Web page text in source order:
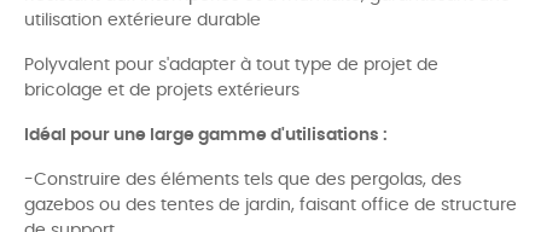
utilisation extérieure durable
Polyvalent pour s'adapter à tout type de projet de
bricolage et de projets extérieurs
Idéal pour une large gamme d'utilisations :
-Construire des éléments tels que des pergolas, des
gazebos ou des tentes de jardin, faisant office de structure